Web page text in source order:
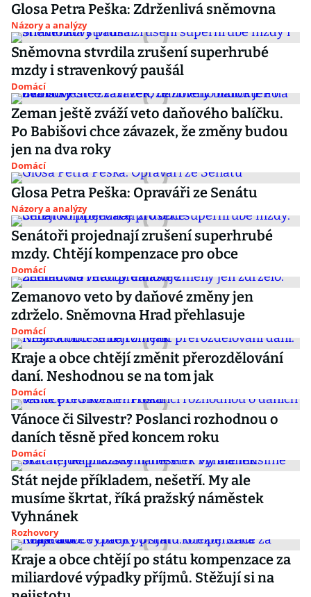
Glosa Petra Peška: Zdrženlivá sněmovna
Názory a analýzy
Sněmovna stvrdila zrušení superhrubé
mzdy i stravenkový paušál
Domácí
Zeman ještě zváží veto daňového balíčku.
Po Babišovi chce závazek, že změny budou
jen na dva roky
Domácí
Glosa Petra Peška: Opraváři ze Senátu
Názory a analýzy
Senátoři projednají zrušení superhrubé
mzdy. Chtějí kompenzace pro obce
Domácí
Zemanovo veto by daňové změny jen
zdrželo. Sněmovna Hrad přehlasuje
Domácí
Kraje a obce chtějí změnit přerozdělování
daní. Neshodnou se na tom jak
Domácí
Vánoce či Silvestr? Poslanci rozhodnou o
daních těsně před koncem roku
Domácí
Stát nejde příkladem, nešetří. My ale
musíme škrtat, říká pražský náměstek
Vyhnánek
Rozhovory
Kraje a obce chtějí po státu kompenzace za
miliardové výpadky příjmů. Stěžují si na